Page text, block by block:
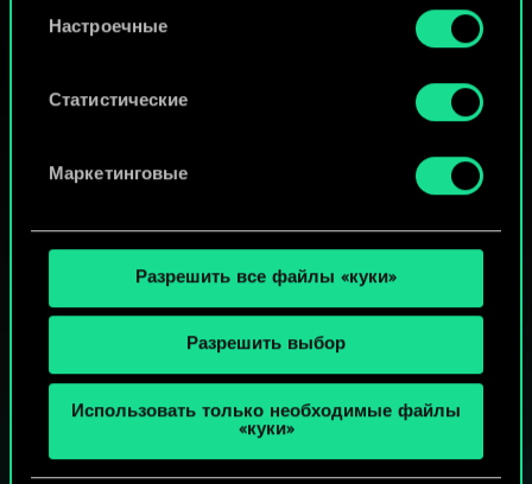
Найти подробную информацию о том, как мы
используем ваши файлы cookie, и изменить
«Настройки» ниже.
Настроечные
Статистические
Маркетинговые
Разрешить все файлы «куки»
Разрешить выбор
Использовать только необходимые файлы
«куки»
МОЖЕТ ПАРТЕЕЧКУ В ГВИНТ?
ИГРАТЬ
БЕСПЛАТНО НА ПК